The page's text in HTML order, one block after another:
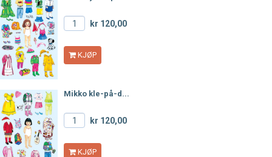
kr 120,00
KJØP
Mikko kle-på-d...
kr 120,00
KJØP